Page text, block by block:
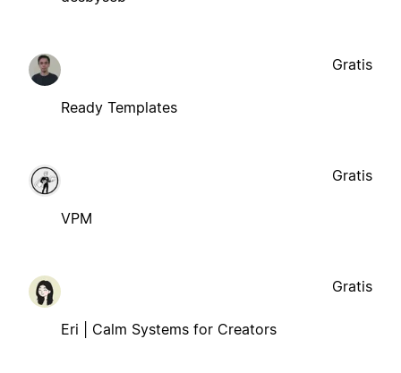
Ready Templates
Gratis
VPM
Gratis
Eri | Calm Systems for Creators
Gratis